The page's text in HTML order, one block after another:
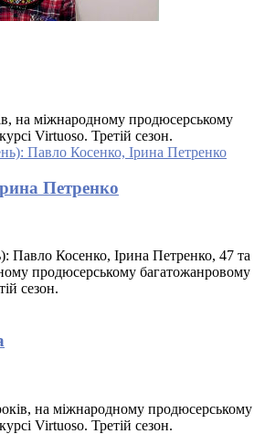
на міжнародному продюсерському
Virtuoso. Третій сезон.
Петренко
Павло Косенко, Ірина Петренко, 47 та
продюсерському багатожанровому
сезон.
на міжнародному продюсерському
Virtuoso. Третій сезон.